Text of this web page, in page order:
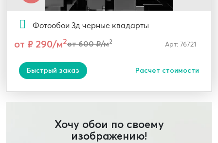
Фотообои 3д черные квадарты
от ₽ 290/м2от 600 ₽/м2 Арт: 76721
Быстрый заказ Расчет стоимости
Хочу обои по своему
изображению!